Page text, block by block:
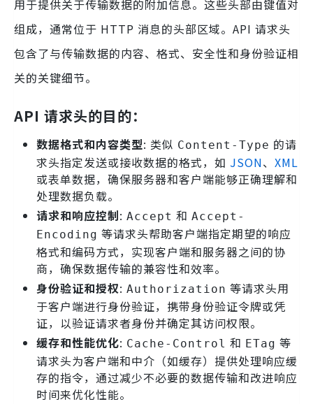
用于提供关于传输数据的附加信息。这些头部由键值对
组成，通常位于 HTTP 消息的头部区域。API 请求头
包含了与传输数据的内容、格式、安全性和身份验证相
关的关键细节。
API 请求头的目的：
数据格式和内容类型: 类似 Content-Type 的请
求头指定发送或接收数据的格式，如 JSON、 XML
或表单数据，确保服务器和客户端能够正确理解和
处理数据负载。
请求和响应控制: Accept 和 Accept-
Encoding 等请求头帮助客户端指定期望的响应
格式和编码方式，实现客户端和服务器之间的协
商，确保数据传输的兼容性和效率。
身份验证和授权: Authorization 等请求头用
于客户端进行身份验证，携带身份验证令牌或凭
证，以验证请求者身份并确定其访问权限。
缓存和性能优化: Cache-Control 和 ETag 等
请求头为客户端和中介（如缓存）提供处理响应缓
存的指令，通过减少不必要的数据传输和改进响应
时间来优化性能。